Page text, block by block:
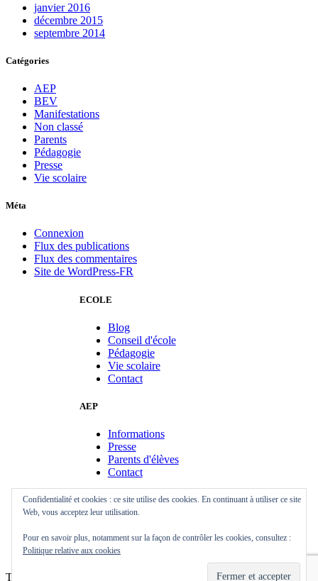
janvier 2016
décembre 2015
septembre 2014
Catégories
AEP
BEV
Manifestations
Non classé
Parents
Pédagogie
Presse
Vie scolaire
Méta
Connexion
Flux des publications
Flux des commentaires
Site de WordPress-FR
ECOLE
Blog
Conseil d'école
Pédagogie
Vie scolaire
Contact
AEP
Informations
Presse
Parents d'élèves
Contact
BEV
Manifestations
Contact
Thème :
© AEP Skol Diwan Sant-Ervlan Copyright. Tous
Confidentialité et cookies : ce site utilise des cookies. En continuant à utiliser ce site
Web, vous acceptez leur utilisation.
Pour en savoir plus, notamment sur la façon de contrôler les cookies, consultez :
Politique relative aux cookies